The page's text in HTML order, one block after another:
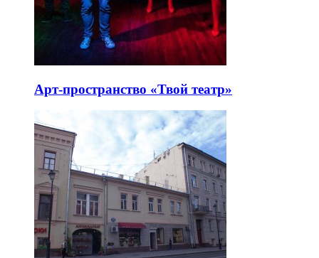
Арт-пространство «Твой театр»